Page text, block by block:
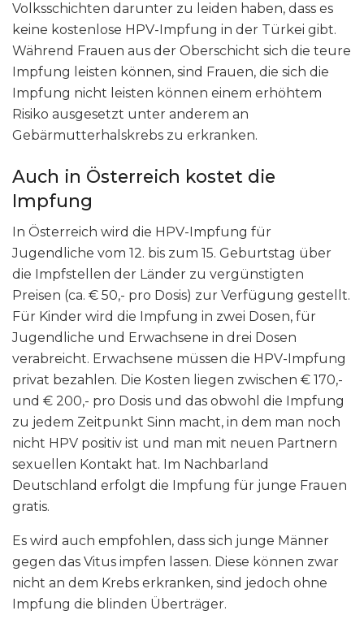
Volksschichten darunter zu leiden haben, dass es
keine kostenlose HPV-Impfung in der Türkei gibt.
Während Frauen aus der Oberschicht sich die teure
Impfung leisten können, sind Frauen, die sich die
Impfung nicht leisten können einem erhöhtem
Risiko ausgesetzt unter anderem an
Gebärmutterhalskrebs zu erkranken.
Auch in Österreich kostet die
Impfung
In Österreich wird die HPV-Impfung für
Jugendliche vom 12. bis zum 15. Geburtstag über
die Impfstellen der Länder zu vergünstigten
Preisen (ca. € 50,- pro Dosis) zur Verfügung gestellt.
Für Kinder wird die Impfung in zwei Dosen, für
Jugendliche und Erwachsene in drei Dosen
verabreicht. Erwachsene müssen die HPV-Impfung
privat bezahlen. Die Kosten liegen zwischen € 170,-
und € 200,- pro Dosis und das obwohl die Impfung
zu jedem Zeitpunkt Sinn macht, in dem man noch
nicht HPV positiv ist und man mit neuen Partnern
sexuellen Kontakt hat. Im Nachbarland
Deutschland erfolgt die Impfung für junge Frauen
gratis.
Es wird auch empfohlen, dass sich junge Männer
gegen das Vitus impfen lassen. Diese können zwar
nicht an dem Krebs erkranken, sind jedoch ohne
Impfung die blinden Überträger.